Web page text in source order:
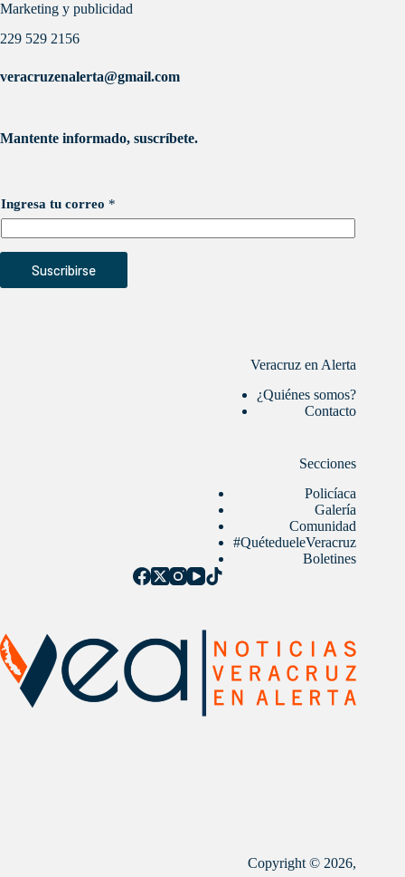
Marketing y publicidad
229 529 2156
veracruzenalerta@gmail.com
Mantente informado, suscríbete.
Ingresa tu correo *
Suscribirse
Veracruz en Alerta
¿Quiénes somos?
Contacto
Secciones
Policíaca
Galería
Comunidad
#QuétedueleVeracruz
Boletines
Copyright © 2026,